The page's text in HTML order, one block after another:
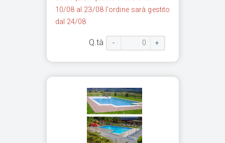
10/08 al 23/08 l'ordine sarà gestito
dal 24/08
Q.tà - +